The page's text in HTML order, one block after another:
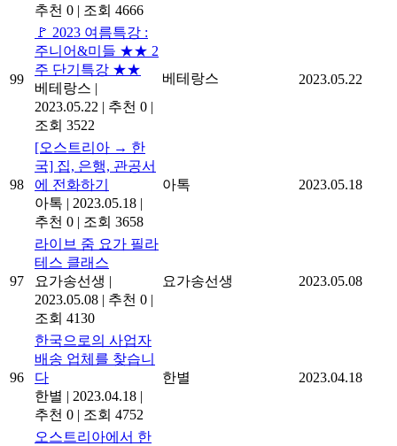
추천 0 | 조회 4666
99
🚩 2023 여름특강 :
주니어&미들 ★★ 2
주 단기특강 ★★
베테랑스 |
2023.05.22 | 추천 0 |
조회 3522
베테랑스 2023.05.22
98
[오스트리아 → 한
국] 집, 은행, 관공서
에 전화하기
아톡 | 2023.05.18 |
추천 0 | 조회 3658
아톡 2023.05.18
97
라이브 줌 요가 필라
테스 클래스
요가송선생 |
2023.05.08 | 추천 0 |
조회 4130
요가송선생 2023.05.08
96
한국으로의 사업자
배송 업체를 찾습니
다
한별 | 2023.04.18 |
추천 0 | 조회 4752
한별 2023.04.18
오스트리아에서 한